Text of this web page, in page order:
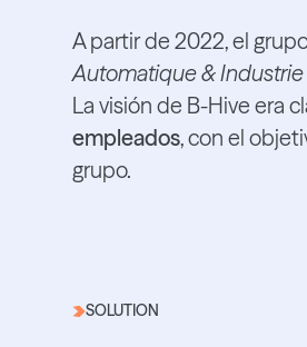
A partir de 2022, el
Automatique & Industrie
La visión de B-Hive era
empleados, con el
grupo.
SOLUTION